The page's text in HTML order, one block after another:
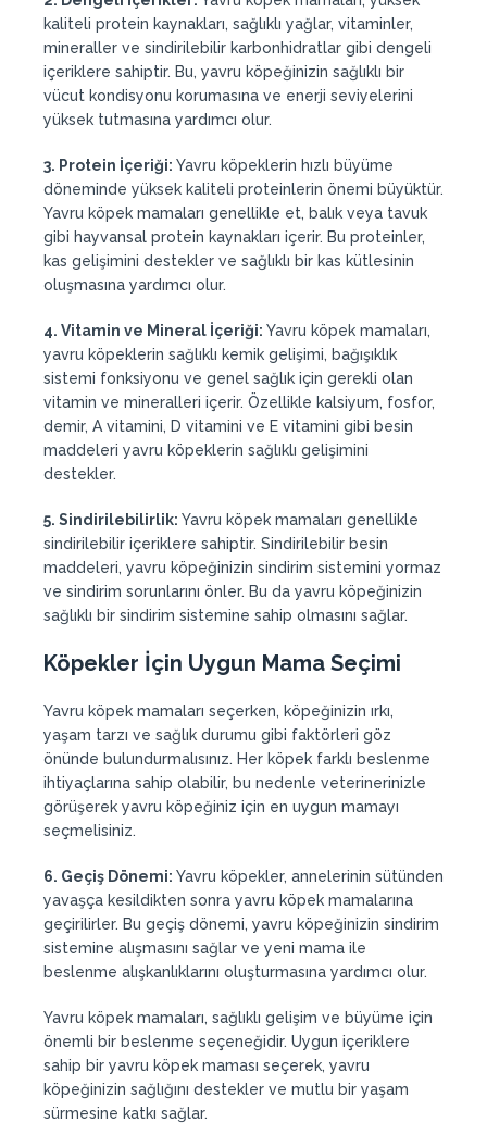
kaliteli protein kaynakları, sağlıklı yağlar, vitaminler,
mineraller ve sindirilebilir karbonhidratlar gibi dengeli
içeriklere sahiptir. Bu, yavru köpeğinizin sağlıklı bir
vücut kondisyonu korumasına ve enerji seviyelerini
yüksek tutmasına yardımcı olur.
3. Protein İçeriği: Yavru köpeklerin hızlı büyüme
döneminde yüksek kaliteli proteinlerin önemi büyüktür.
Yavru köpek mamaları genellikle et, balık veya tavuk
gibi hayvansal protein kaynakları içerir. Bu proteinler,
kas gelişimini destekler ve sağlıklı bir kas kütlesinin
oluşmasına yardımcı olur.
4. Vitamin ve Mineral İçeriği: Yavru köpek mamaları,
yavru köpeklerin sağlıklı kemik gelişimi, bağışıklık
sistemi fonksiyonu ve genel sağlık için gerekli olan
vitamin ve mineralleri içerir. Özellikle kalsiyum, fosfor,
demir, A vitamini, D vitamini ve E vitamini gibi besin
maddeleri yavru köpeklerin sağlıklı gelişimini
destekler.
5. Sindirilebilirlik: Yavru köpek mamaları genellikle
sindirilebilir içeriklere sahiptir. Sindirilebilir besin
maddeleri, yavru köpeğinizin sindirim sistemini yormaz
ve sindirim sorunlarını önler. Bu da yavru köpeğinizin
sağlıklı bir sindirim sistemine sahip olmasını sağlar.
Köpekler İçin Uygun Mama Seçimi
Yavru köpek mamaları seçerken, köpeğinizin ırkı,
yaşam tarzı ve sağlık durumu gibi faktörleri göz
önünde bulundurmalısınız. Her köpek farklı beslenme
ihtiyaçlarına sahip olabilir, bu nedenle veterinerinizle
görüşerek yavru köpeğiniz için en uygun mamayı
seçmelisiniz.
6. Geçiş Dönemi: Yavru köpekler, annelerinin sütünden
yavaşça kesildikten sonra yavru köpek mamalarına
geçirilirler. Bu geçiş dönemi, yavru köpeğinizin sindirim
sistemine alışmasını sağlar ve yeni mama ile
beslenme alışkanlıklarını oluşturmasına yardımcı olur.
Yavru köpek mamaları, sağlıklı gelişim ve büyüme için
önemli bir beslenme seçeneğidir. Uygun içeriklere
sahip bir yavru köpek maması seçerek, yavru
köpeğinizin sağlığını destekler ve mutlu bir yaşam
sürmesine katkı sağlar.